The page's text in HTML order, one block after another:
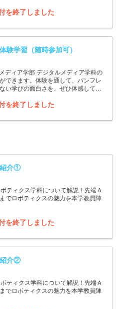
を終了しました
験学習（随時参加可）
ディア学部 デジタルメディア学科の
できます。体験を通して、パンフレ
い学びの面白さを、ぜひ体感してく
験しよう！」
を終了しました
紹介①
ティクス学科について解説！先端Ａ
でロボティクスの魅力を本学教員陣
を終了しました
紹介②
ティクス学科について解説！先端Ａ
でロボティクスの魅力を本学教員陣